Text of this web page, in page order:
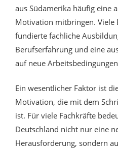
aus Südamerika häufig eine
Motivation mitbringen. Viele
fundierte fachliche
Berufserfahrung und eine
auf neue
Ein wesentlicher Faktor ist
Motivation, die mit dem
ist. Für viele Fachkräfte
Deutschland nicht nur eine
Herausforderung, sondern